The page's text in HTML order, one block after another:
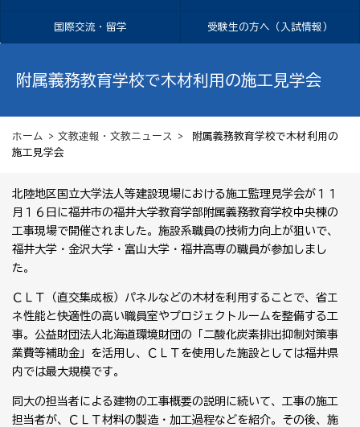
国際交流・留学 受験生の方へ（入試情報）
附属義務教育学校で木材利用の施工見学会
ホーム > 文教速報・文教ニュース
> 附属義務教育学校で木材利用の
施工見学会
北陸地区国立大学法人等建設現場における施工監理見学会が１１
月１６日に福井市の福井大学教育学部附属義務教育学校中央棟の
工事現場で開催されました。施設系職員の技術力向上が狙いで、
福井大学・金沢大学・富山大学・福井高専の職員が参加しまし
た。
ＣＬＴ（直交集成板）パネルなどの木材を利用することで、省エ
ネ性能と快適性の高い職員室やプロジェクトルームを整備する工
事。公益財団法人北海道環境財団の「二酸化炭素排出抑制対策事
業費等補助金」を活用し、ＣＬＴを使用した施設としては福井県
内では最大規模です。
同大の担当者による建物の工事概要の説明に続いて、工事の施工
担当者が、ＣＬＴ材料の製造・加工過程などを紹介。その後、施